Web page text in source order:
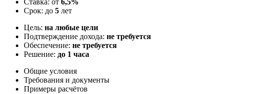
Срок: до 5 лет
Цель: на любые цели
Подтверждение дохода: не требуется
Обеспечение: не требуется
Решение: до 1 часа
Общие условия
Требования и документы
Примеры расчётов